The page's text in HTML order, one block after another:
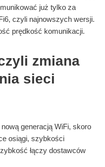
już tylko za
czyli najnowszych wersji.
prędkość komunikacji.
zmiana
sieci
nową generacją WiFi, skoro
osiągi, szybkości
łączy dostawców